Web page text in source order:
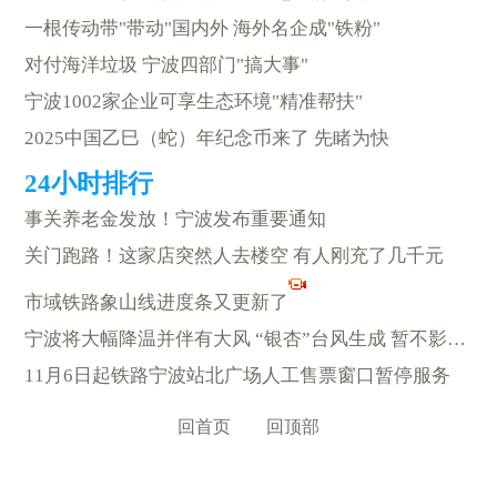
一根传动带"带动"国内外 海外名企成"铁粉"
对付海洋垃圾 宁波四部门"搞大事"
宁波1002家企业可享生态环境"精准帮扶"
2025中国乙巳（蛇）年纪念币来了 先睹为快
事关养老金发放！宁波发布重要通知
关门跑路！这家店突然人去楼空 有人刚充了几千元
市域铁路象山线进度条又更新了
宁波将大幅降温并伴有大风 “银杏”台风生成 暂不影响本市
11月6日起铁路宁波站北广场人工售票窗口暂停服务
回首页 回顶部